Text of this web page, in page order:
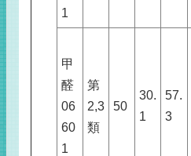
1
甲
醛
06
60
1
第
2,3
類
50
30.
1
57.
3